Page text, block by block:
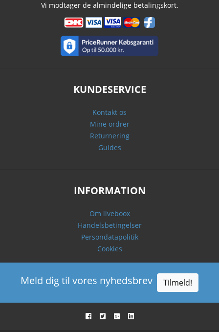
Vi modtager de almindelige betalingskort.
KUNDESERVICE
Kontakt os
Mine ordrer
Returnering
Guides
INFORMATION
Om liveboox
Handelsbetingelser
Persondatapolitik
Cookies
Meld dig til vores nyhedsbrev Tilmeld!